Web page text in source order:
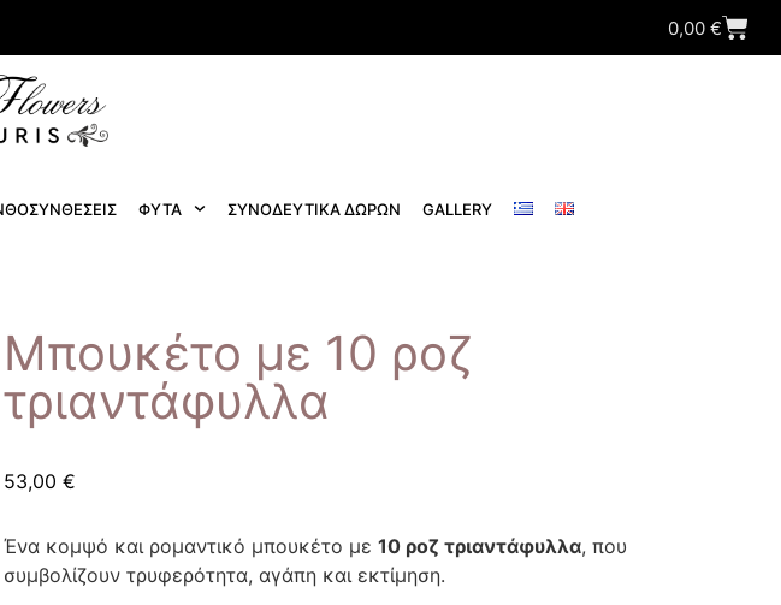
0,00 €
ΦΥΤΑ ΣΥΝΟΔΕΥΤΙΚΑ ΔΩΡΩΝ GALLERY
Μπουκέτο με 10 ροζ
τριαντάφυλλα
53,00 €
Ένα κομψό και ρομαντικό μπουκέτο με 10 ροζ τριαντάφυλλα, που
συμβολίζουν τρυφερότητα, αγάπη και εκτίμηση.